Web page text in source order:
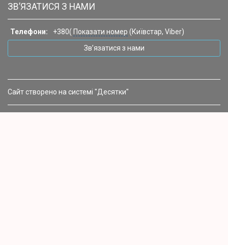
ЗВ’ЯЗАТИСЯ З НАМИ
Телефони: +380( Показати номер (Київстар, Viber)
Зв’язатися з нами
Сайт створено на системі "Десятки"